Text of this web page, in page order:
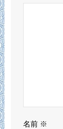
名前 ※